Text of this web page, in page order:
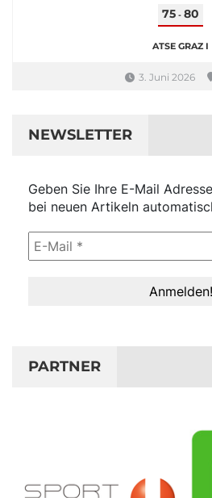
75 - 80
ATSE GRAZ I
3. Juni 2026
NEWSLETTER
Geben Sie Ihre E-Mail
bei neuen Artikeln
PARTNER